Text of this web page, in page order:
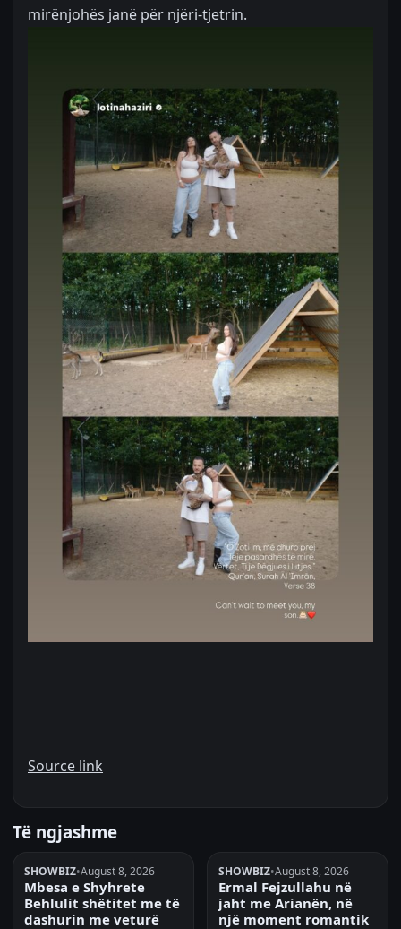
mirënjohës janë për njëri-tjetrin.
Source link
Të ngjashme
SHOWBIZ•August 8, 2026
Mbesa e Shyhrete
Behlulit shëtitet me të
dashurin me veturë
SHOWBIZ•August 8, 2026
Ermal Fejzullahu në
jaht me Arianën, në
një moment romantik